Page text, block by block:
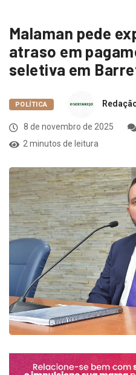
Malaman pede
atraso em
seletiva em
POLÍTICA
8 de novembro de 2025
2 minutos de leitura